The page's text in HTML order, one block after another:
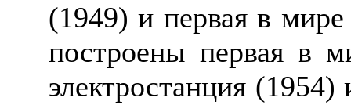
(1949) и первая в
построены первая в
электростанция